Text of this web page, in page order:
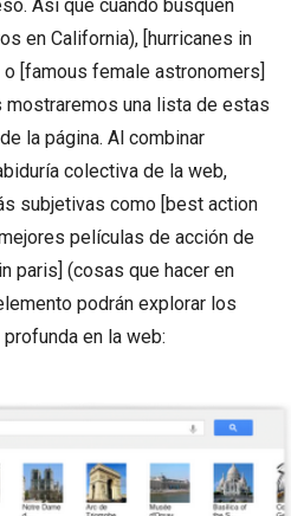
Así que cuando busquen
en California), [hurricanes in
[famous female astronomers]
una lista de estas
la página. Al combinar
colectiva de la web,
subjetivas como [best action
películas de acción de
paris] (cosas que hacer en
podrán explorar los
en la web: